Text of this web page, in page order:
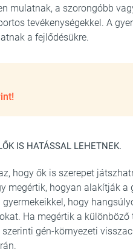
mulatnak, a szorongóbb
tevékenységekkel. A
a fejlődésükre.
IS HATÁSSAL LEHETNEK.
hogy ők is szerepet
megértik, hogyan alakítják a
hogy
Ha megértik a
gén-környezeti